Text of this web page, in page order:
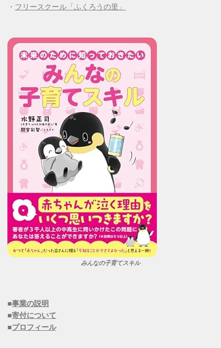
・ フリースクール「ふくろうの里」
みんなの子育てスキル
■事業の説明
■寄付について
■プロフィール